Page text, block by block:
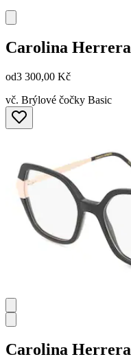
Carolina Herrera
od3 300,00 Kč
vč. Brýlové čočky Basic
Carolina Herrera